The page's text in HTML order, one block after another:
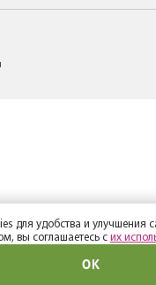
для удобства и улучшения
вы соглашаетесь с их
ОК